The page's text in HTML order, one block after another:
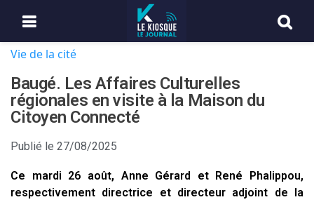
Vie de la cité
Baugé. Les Affaires Culturelles
régionales en visite à la Maison du
Citoyen Connecté
Publié le 27/08/2025
Ce mardi 26 août, Anne Gérard et René Phalippou,
respectivement directrice et directeur adjoint de la